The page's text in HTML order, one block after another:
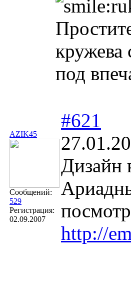
кружева
под
AZIK45
Сообщений:
529
Регистрация:
02.09.2007
#621
Дизайн
http://